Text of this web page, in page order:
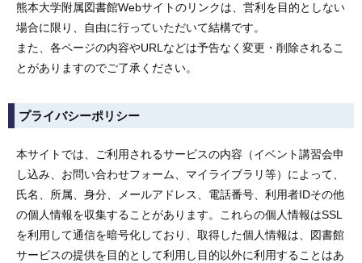
熊本大学附属図書館Webサイトのリンクは、営利を目的としない
場合に限り、自由に行っていただいて結構です。
また、各ページの内容やURLなどは予告なく変更・削除されるこ
とがありますのでご了承ください。
プライバシーポリシー
本サイトでは、ご利用されるサービスの内容（イベント講習会申
し込み、お問い合わせフォーム、マイライブラリ等）によって、
氏名、所属、身分、メールアドレス、電話番号、利用者IDその他
の個人情報を収集することがあります。これらの個人情報はSSL
を利用して通信を暗号化しており、取得した個人情報は、図書館
サービスの提供を目的として利用し目的以外に利用することはあ